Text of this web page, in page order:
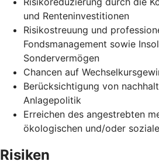
und Renteninvestitionen
Risikostreuung und
Fondsmanagement sowie
Sondervermögen
Chancen auf
Berücksichtigung von
Anlagepolitik
Erreichen des angestrebten
ökologischen und/oder
Risiken